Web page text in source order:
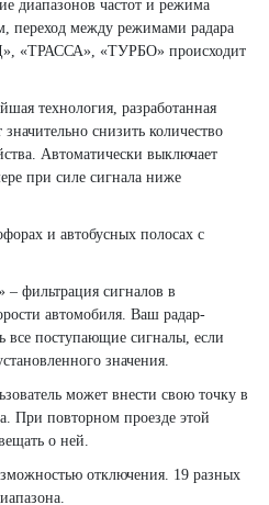
диапазонов частот и режима
переход между режимами радара
«ТРАССА», «ТУРБО» происходит
технология, разработанная
снизить количество
Автоматически выключает
при силе сигнала ниже
и автобусных полосах с
фильтрация сигналов в
автомобиля. Ваш радар-
все поступающие сигналы, если
значения.
может внести свою точку в
При повторном проезде этой
о ней.
отключения. 19 разных